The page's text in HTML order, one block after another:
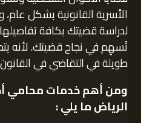
الأسرية القانونية بشكل
لدراسة قضيتك بكافة
تُسهِم في نجاح قضيتك. لأنه
طويلة في التقاضي في
ومن أهم خدمات محامي
الرياض ما يلي :